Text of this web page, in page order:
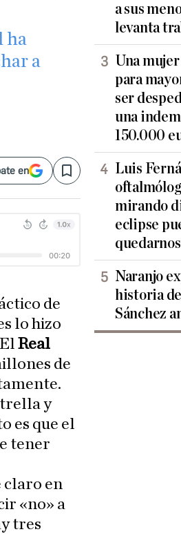
ha
a
en Save
de
lo hizo
ElReal
de
y
es que el
tener
claro en
«no» a
tres
a sus
levanta
Una
para
ser
una
150.000
Luis
mirando
eclipse
Naranjo
historia
Sánchez